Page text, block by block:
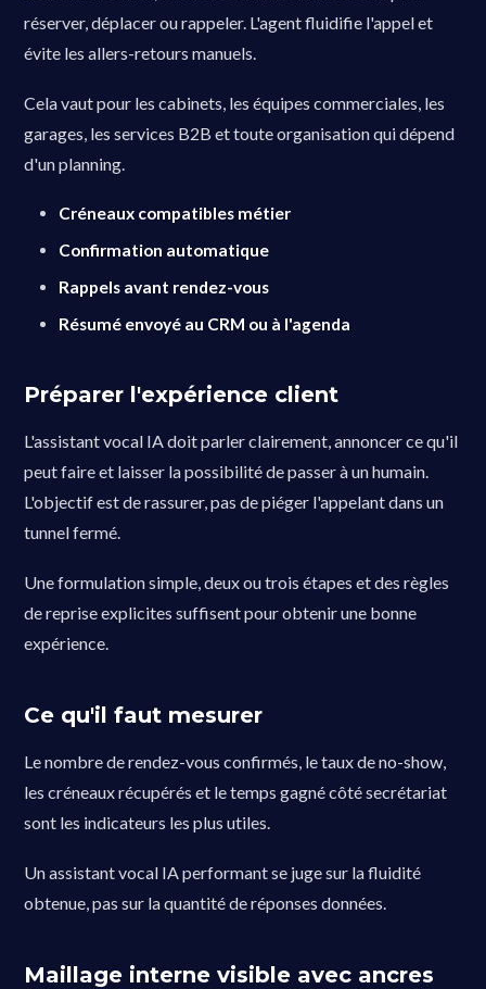
réserver, déplacer ou rappeler. L'agent fluidifie l'appel et
évite les allers-retours manuels.
Cela vaut pour les cabinets, les équipes commerciales, les
garages, les services B2B et toute organisation qui dépend
d'un planning.
Créneaux compatibles métier
Confirmation automatique
Rappels avant rendez-vous
Résumé envoyé au CRM ou à l'agenda
Préparer l'expérience client
L'assistant vocal IA doit parler clairement, annoncer ce qu'il
peut faire et laisser la possibilité de passer à un humain.
L'objectif est de rassurer, pas de piéger l'appelant dans un
tunnel fermé.
Une formulation simple, deux ou trois étapes et des règles
de reprise explicites suffisent pour obtenir une bonne
expérience.
Ce qu'il faut mesurer
Le nombre de rendez-vous confirmés, le taux de no-show,
les créneaux récupérés et le temps gagné côté secrétariat
sont les indicateurs les plus utiles.
Un assistant vocal IA performant se juge sur la fluidité
obtenue, pas sur la quantité de réponses données.
Maillage interne visible avec ancres